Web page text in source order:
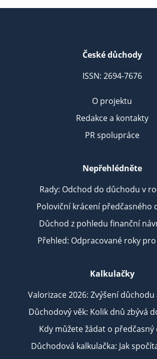
České důchody
ISSN: 2694-7676
O projektu
Redakce a kontakty
PR spolupráce
Nepřehlédněte
Rady: Odchod do důchodu v
Poloviční krácení předčasného
Důchod z pohledu finanční
Přehled: Odpracované roky
Kalkulačky
Valorizace 2026: Zvýšení
Důchodový věk: Kolik dnů zbývá
Kdy můžete žádat o
Důchodová kalkulačka: Jak